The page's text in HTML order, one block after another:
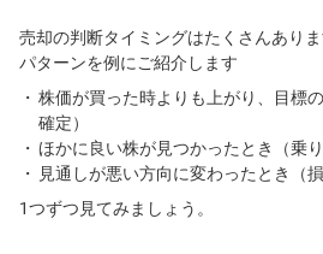
オ
プ
シ
ョ
ン
先
物
オ
売却の判断タイミングはたくさんあり
パターンを例にご紹介します
株価が買った時よりも上がり、目標
確定）
ほかに良い株が見つかったとき（乗り
見通しが悪い方向に変わったとき（損
1つずつ見てみましょう。